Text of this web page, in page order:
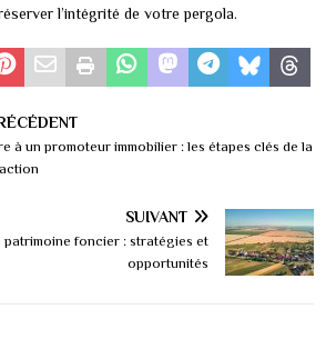
l’intégrité de votre pergola.
à un promoteur immobilier : les étapes clés de la
SUIVANT
foncier : stratégies et
opportunités